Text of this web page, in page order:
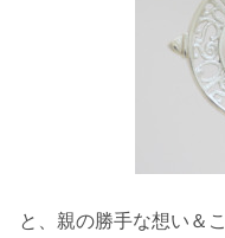
と、親の勝手な想い＆